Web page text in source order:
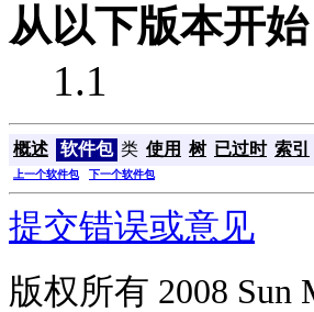
从以下版本开始
1.1
概述 软件包 类 使用 树 已过时 索引
上一个软件包 下一个软件包
提交错误或意见
版权所有 2008 Sun